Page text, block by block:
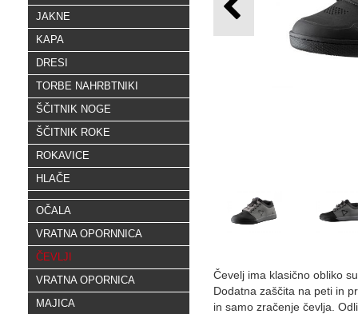
JAKNE
KAPA
DRESI
TORBE NAHRBTNIKI
ŠČITNIK NOGE
ŠČITNIK ROKE
ROKAVICE
HLAČE
OČALA
VRATNA OPORNNICA
ČEVLJI
VRATNA OPORNICA
MAJICA
Čevelj ima klasično obliko
Dodatna zaščita na peti in
in samo zračenje čevlja.